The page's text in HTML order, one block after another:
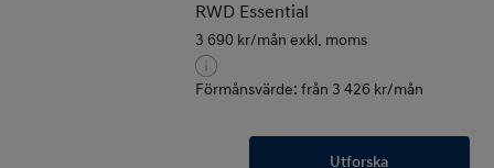
RWD Essential
3 690 kr/mån exkl. moms
Förmånsvärde: från 3 426 kr/mån
Utforska